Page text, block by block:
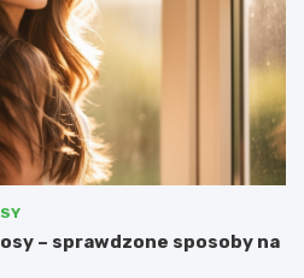
– sprawdzone sposoby na